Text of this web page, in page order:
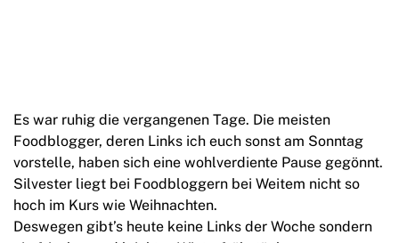
Es war ruhig die vergangenen Tage. Die meisten
Foodblogger, deren Links ich euch sonst am Sonntag
vorstelle, haben sich eine wohlverdiente Pause gegönnt.
Silvester liegt bei Foodbloggern bei Weitem nicht so
hoch im Kurs wie Weihnachten.
Deswegen gibt’s heute keine Links der Woche sondern